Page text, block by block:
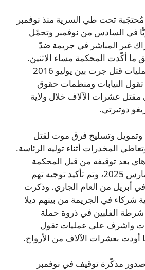
تحت طي السرية منذ نوفمبر
في السادس من نوفمبر وتحمّل
غير المباشر في جريمة ضدّ
ما أكّدت المحكمة مساء الاثنين.
وتختصّ الاتهامات بعمليات قتل جرت بين يوليو 2016
والتي تقول النيابات ومنظمات حقوق
مقتل عشرات الآلاف خلال ولاية
دوتيرتي.
وتمويل وتسليح فرق موت لقتل
المخدرات أثناء توليه الرئاسة.
بعد توقيفه من قبل المحكمة
الجنائية الدولية في مارس 2025، وتم تأكيد توجيه تهم
أبريل من العام الجاري. وذكرت
شركاء في الجريمة من بينهم ديلا
شرطة الفلبين في ذروة حملة
واشرف على عمليات تقول
أودت بعشرات الآلاف من الأرواح.
مذكّرة توقيف في نوفمبر